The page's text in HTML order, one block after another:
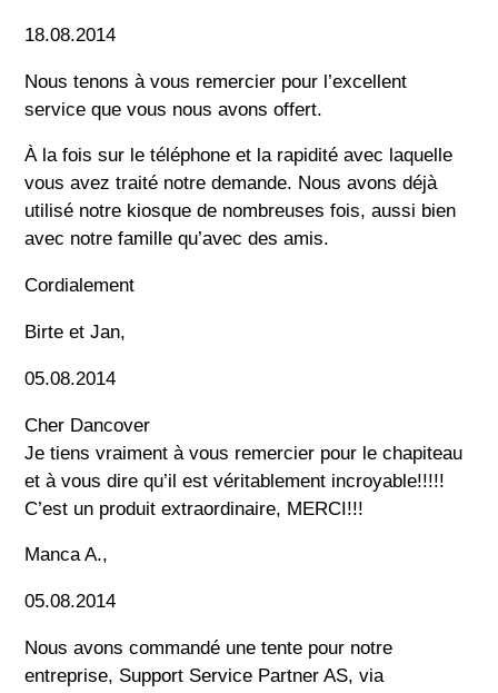
18.08.2014
Nous tenons à vous remercier pour l’excellent
service que vous nous avons offert.
À la fois sur le téléphone et la rapidité avec laquelle
vous avez traité notre demande. Nous avons déjà
utilisé notre kiosque de nombreuses fois, aussi bien
avec notre famille qu’avec des amis.
Cordialement
Birte et Jan,
05.08.2014
Cher Dancover
Je tiens vraiment à vous remercier pour le chapiteau
et à vous dire qu’il est véritablement incroyable!!!!!
C’est un produit extraordinaire, MERCI!!!
Manca A.,
05.08.2014
Nous avons commandé une tente pour notre
entreprise, Support Service Partner AS, via